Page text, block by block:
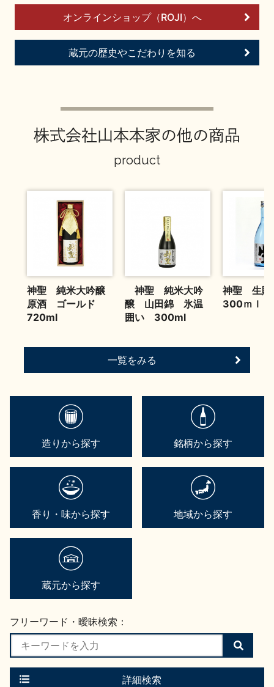
オンラインショップ（ROJI）へ
蔵元の歴史やこだわりを知る
株式会社山本本家の他の商品
product
神聖 純米大吟醸
原酒 ゴールド
720ml
神聖 純米大吟
醸 山田錦 氷温
囲い 300ml
神聖 生
300ｍｌ
一覧をみる
造りから探す 銘柄から探す
香り・味から探す 地域から探す
蔵元から探す
フリーワード・曖昧検索：
検
索
す
詳細検索